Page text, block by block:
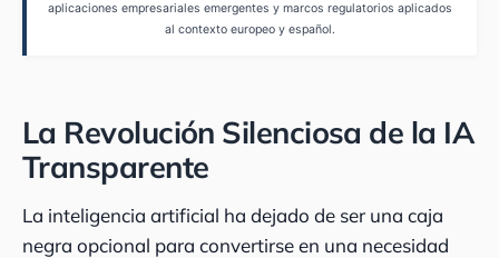
aplicaciones empresariales emergentes y marcos regulatorios aplicados
al contexto europeo y español.
La Revolución Silenciosa de la IA
Transparente
La inteligencia artificial ha dejado de ser una caja
negra opcional para convertirse en una necesidad